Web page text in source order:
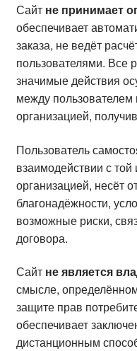
Сайт не принимает
обеспечивает
заказа, не ведёт
пользователями. Все
значимые действия
между пользователем
организацией,
Пользователь
взаимодействии с
организацией, несёт
благонадёжности,
возможные риски,
договора.
Сайт не является
смысле,
защите прав
обеспечивает
дистанционным